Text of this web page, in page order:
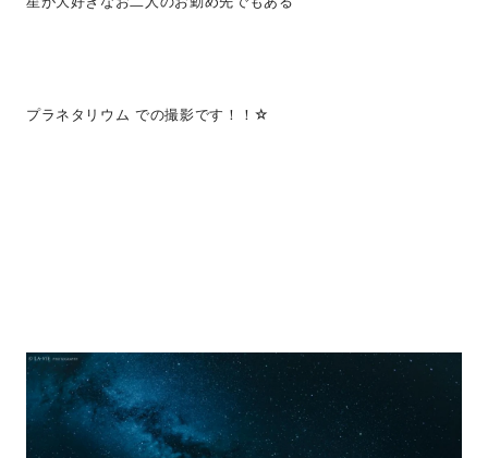
プラネタリウム での撮影です！！☆